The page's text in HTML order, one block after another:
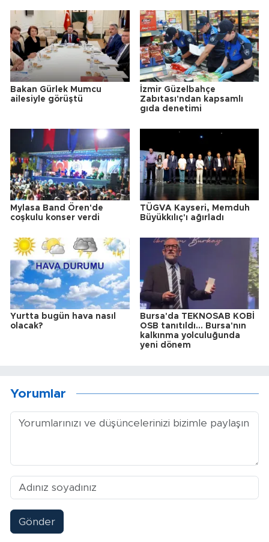
Bakan Gürlek Mumcu
ailesiyle görüştü
İzmir Güzelbahçe
Zabıtası'ndan kapsamlı
gıda denetimi
Mylasa Band Ören'de
coşkulu konser verdi
TÜGVA Kayseri, Memduh
Büyükkılıç'ı ağırladı
Yurtta bugün hava nasıl
olacak?
Bursa'da TEKNOSAB KOBİ
OSB tanıtıldı... Bursa'nın
kalkınma yolculuğunda
yeni dönem
Yorumlar
Gönder